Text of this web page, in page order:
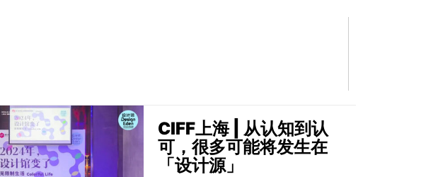
CIFF上海 | 从认知到认
可，很多可能将发生在
「设计源」